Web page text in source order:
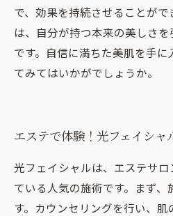
で、効果を持続させることが
は、自分が持つ本来の美しさ
です。自信に満ちた美肌を手
てみてはいかがでしょうか。
エステで体験！光フェイシャ
光フェイシャルは、エステサ
ている人気の施術です。まず、
す。カウンセリングを行い、